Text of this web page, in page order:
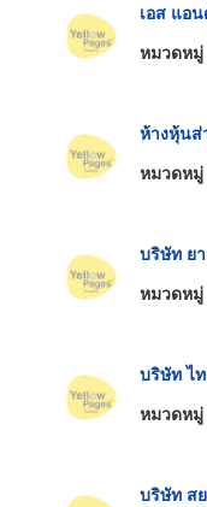
เอส แอ
หมวดหมู่
ห้างหุ้น
หมวดหมู่
บริษัท ย
หมวดหมู่
บริษัท ไ
หมวดหมู่
บริษัท ส